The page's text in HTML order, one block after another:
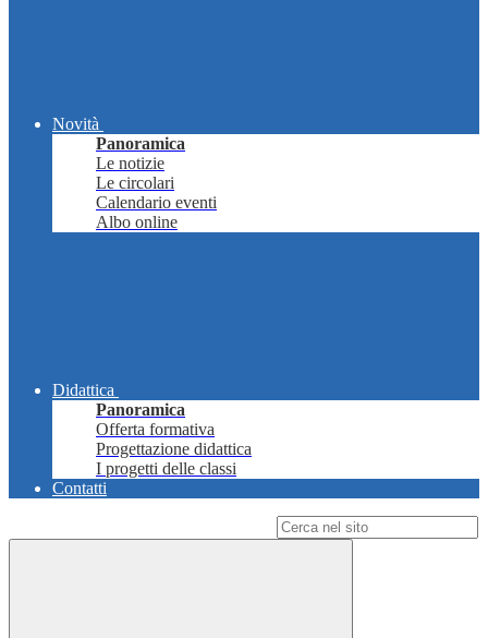
Novità
Panoramica
Le notizie
Le circolari
Calendario eventi
Albo online
Didattica
Panoramica
Offerta formativa
Progettazione didattica
I progetti delle classi
Contatti